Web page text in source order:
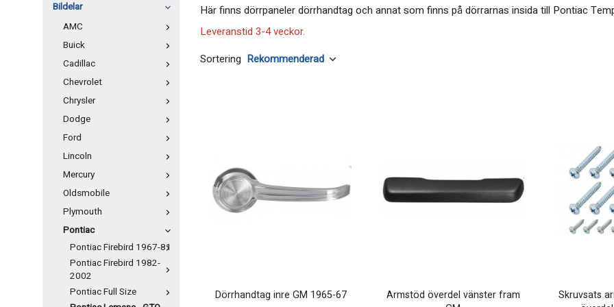
Bildelar
AMC
Buick
Cadillac
Chevrolet
Chrysler
Dodge
Ford
Lincoln
Mercury
Oldsmobile
Plymouth
Pontiac
Pontiac Firebird 1967-81
Pontiac Firebird 1982-
2002
Pontiac Full Size
Här finns dörrpaneler dörrhandtag och annat som finns på dörrarnas insida till Pontiac
Leveranstid 3-4 veckor.
Sortering
Dörrhandtag inre GM 1965-67
Armstöd överdel vänster fram
Skruvsats